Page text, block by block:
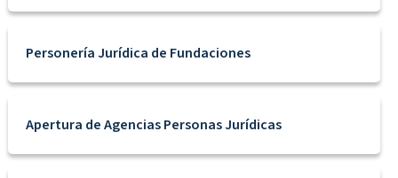
Personería Jurídica de Fundaciones
Apertura de Agencias Personas Jurídicas